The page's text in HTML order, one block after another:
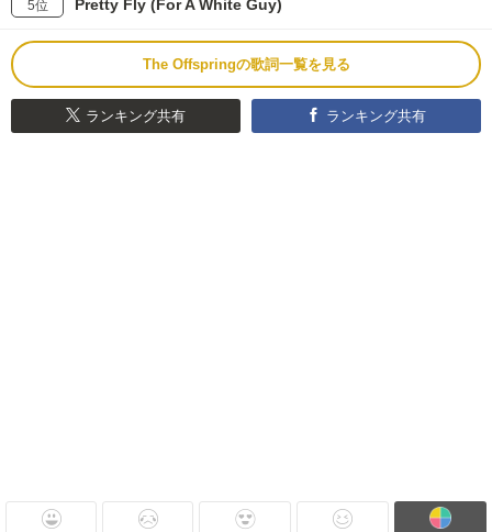
5位 Pretty Fly (For A White Guy)
The Offspringの歌詞一覧を見る
ランキング共有 ランキング共有